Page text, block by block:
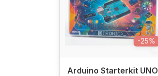
-25%
Arduino Starterkit UNO